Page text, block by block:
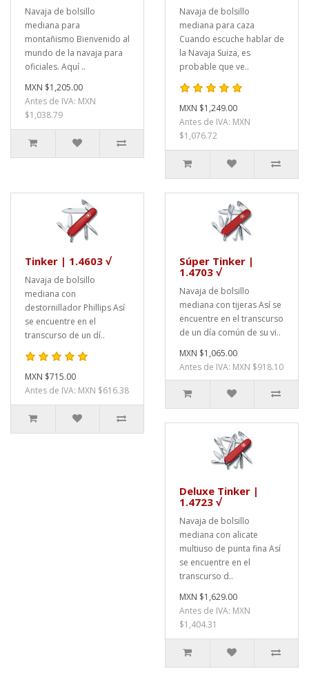
Navaja de bolsillo
mediana para
montañismo Bienvenido al
mundo de la navaja para
oficiales. Aquí ..
MXN $1,205.00
Antes de IVA: MXN
$1,038.79
Navaja de bolsillo
mediana para caza
Cuando escuche hablar de
la Navaja Suiza, es
probable que ve..
MXN $1,249.00
Antes de IVA: MXN
$1,076.72
Tinker | 1.4603 √
Navaja de bolsillo
mediana con
destornillador Phillips Así
se encuentre en el
transcurso de un dí..
MXN $715.00
Antes de IVA: MXN $616.38
Súper Tinker |
1.4703 √
Navaja de bolsillo
mediana con tijeras Así se
encuentre en el transcurso
de un día común de su vi..
MXN $1,065.00
Antes de IVA: MXN $918.10
Deluxe Tinker |
1.4723 √
Navaja de bolsillo
mediana con alicate
multiuso de punta fina Así
se encuentre en el
transcurso d..
MXN $1,629.00
Antes de IVA: MXN
$1,404.31